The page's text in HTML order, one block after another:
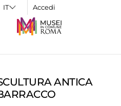
Accedi
ANTICA